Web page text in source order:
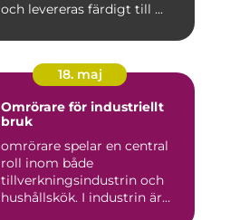
och levereras färdigt till ...
18. maj
Omrörare för industriellt
bruk
omrörare spelar en central
roll inom både
tillverkningsindustrin och
hushållskök. I industrin är